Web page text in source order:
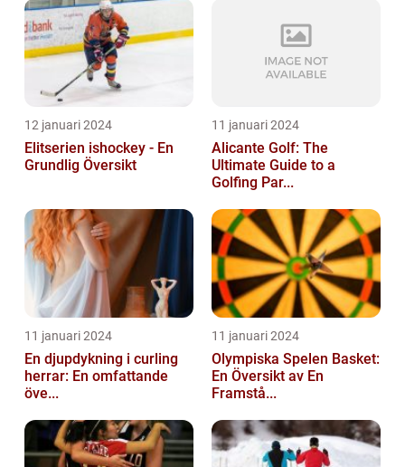
12 januari 2024
Elitserien ishockey - En
Grundlig Översikt
11 januari 2024
Alicante Golf: The
Ultimate Guide to a
Golfing Par...
11 januari 2024
En djupdykning i curling
herrar: En omfattande
öve...
11 januari 2024
Olympiska Spelen Basket:
En Översikt av En
Framstå...